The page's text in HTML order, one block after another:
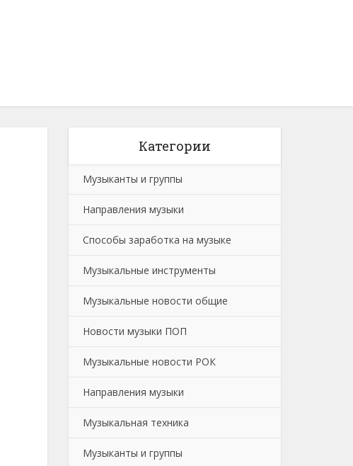
Категории
Музыканты и группы
Направления музыки
Способы заработка на музыке
Музыкальные инструменты
Музыкальные новости общие
Новости музыки ПОП
Музыкальные новости РОК
Направления музыки
Музыкальная техника
Музыканты и группы